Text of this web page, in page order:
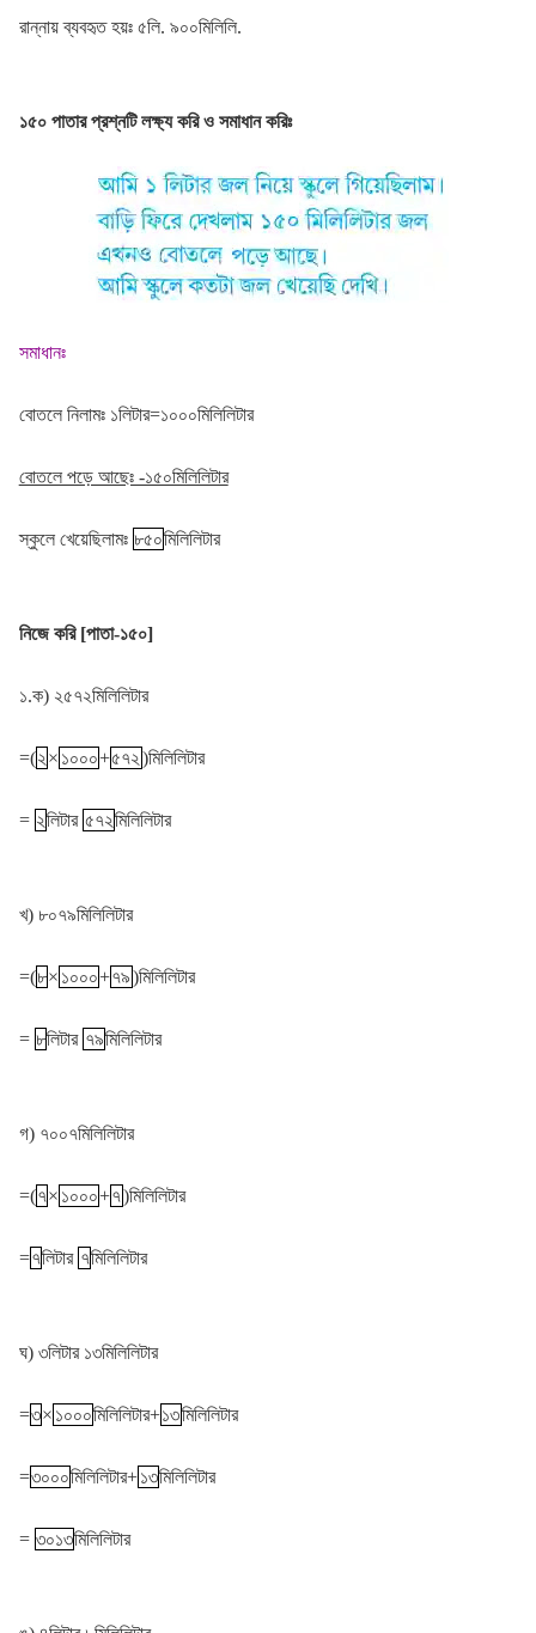
রান্নায় ব্যবহৃত হয়ঃ ৫লি. ৯০০মিলিলি.
১৫০ পাতার প্রশ্নটি লক্ষ্য করি ও সমাধান করিঃ
সমাধানঃ
বোতলে নিলামঃ ১লিটার=১০০০মিলিলিটার
বোতলে পড়ে আছেঃ -১৫০মিলিলিটার
স্কুলে খেয়েছিলামঃ ৮৫০মিলিলিটার
নিজে করি [পাতা-১৫০]
১.ক) ২৫৭২মিলিলিটার
=(২× ১০০০+৫৭২)মিলিলিটার
= ২লিটার ৫৭২মিলিলিটার
খ) ৮০৭৯মিলিলিটার
=(৮× ১০০০+৭৯)মিলিলিটার
= ৮লিটার ৭৯মিলিলিটার
গ) ৭০০৭মিলিলিটার
=(৭× ১০০০+৭)মিলিলিটার
=৭লিটার ৭মিলিলিটার
ঘ) ৩লিটার ১৩মিলিলিটার
=৩× ১০০০মিলিলিটার+১৩মিলিলিটার
=৩০০০মিলিলিটার+১৩মিলিলিটার
= ৩০১৩মিলিলিটার